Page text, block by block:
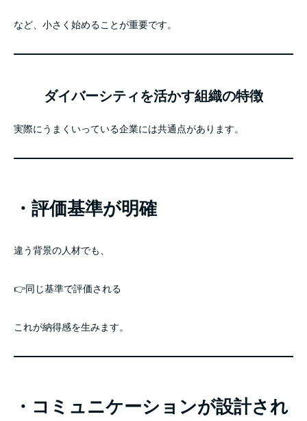
など、小さく始めることが重要です。
ダイバーシティを活かす組織の特徴
実際にうまくいっている企業には共通点があります。
・評価基準が明確
違う背景の人材でも、
👉同じ基準で評価される
これが納得感を生みます。
・コミュニケーションが設計され